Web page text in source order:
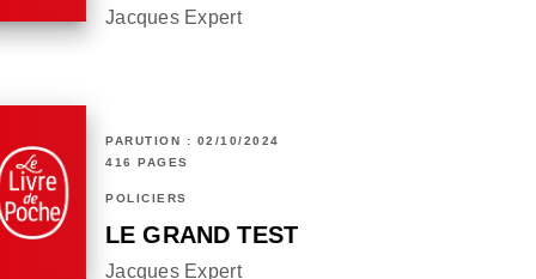
Jacques Expert
PARUTION : 02/10/2024
416 PAGES
POLICIERS
LE GRAND TEST
Jacques Expert